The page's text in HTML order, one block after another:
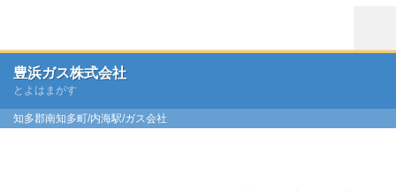
豊浜ガス株式会社
とよはまがす
知多郡南知多町/内海駅/ガス会社